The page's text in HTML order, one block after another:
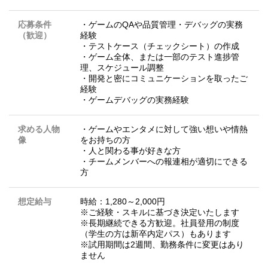
応募条件
（歓迎）
・ゲームのQAや品質管理・デバッグの実務
経験
・テストケース（チェックシート）の作成
・ゲーム全体、または一部のテスト進捗管
理、スケジュール調整
・開発と密にコミュニケーションを取ったご
経験
・ゲームデバッグの実務経験
求める人物
像
・ゲームやエンタメに対して強い想いや情熱
をお持ちの方
・人と関わる事が好きな方
・チームメンバーへの報連相が適切にできる
方
想定給与
時給：1,280～2,000円
※ご経験・スキルに基づき決定いたします
※長期継続できる方歓迎。社員登用の制度
（学生の方は新卒内定パス）もあります
※試用期間は2週間、勤務条件に変更はあり
ません